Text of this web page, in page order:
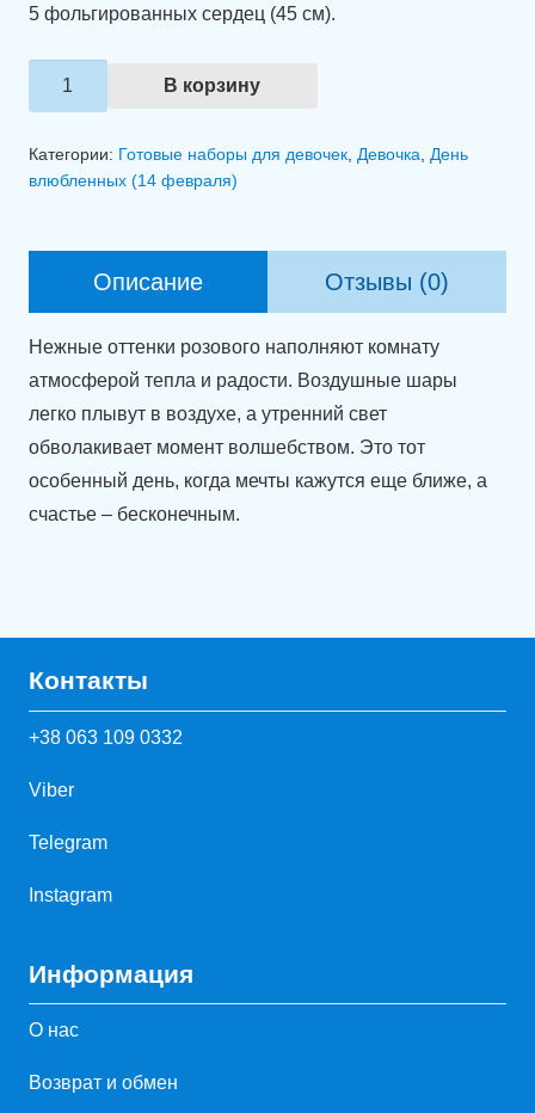
5 фольгированных сердец (45 см).
Количество
товара
шариков
В корзину
Категории: Готовые наборы для девочек, Девочка, День
влюбленных (14 февраля)
Описание Отзывы (0)
Нежные оттенки розового наполняют комнату
атмосферой тепла и радости. Воздушные шары
легко плывут в воздухе, а утренний свет
обволакивает момент волшебством. Это тот
особенный день, когда мечты кажутся еще ближе, а
счастье – бесконечным.
Контакты
+38 063 109 0332
Viber
Telegram
Instagram
Информация
О нас
Возврат и обмен